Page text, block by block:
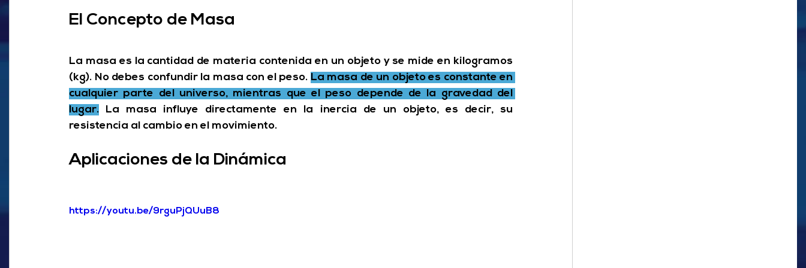
El Concepto de Masa
La masa es la cantidad de materia contenida en un objeto y se mide en kilogramos
(kg). No debes confundir la masa con el peso. La masa de un objeto es constante en
cualquier parte del universo, mientras que el peso depende de la gravedad del
lugar. La masa influye directamente en la inercia de un objeto, es decir, su
resistencia al cambio en el movimiento.
Aplicaciones de la Dinámica
https://youtu.be/9rguPjQUuB8